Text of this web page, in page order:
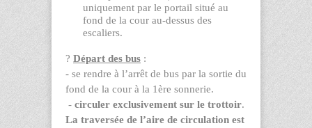
uniquement par le portail situé au
fond de la cour au-dessus des
escaliers.
? Départ des bus :
- se rendre à l’arrêt de bus par la sortie du
fond de la cour à la 1ère sonnerie.
- circuler exclusivement sur le trottoir.
La traversée de l’aire de circulation est